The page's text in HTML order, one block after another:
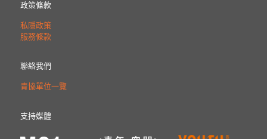
政策條款
私隱政策
服務條款
聯絡我們
青協單位一覽
支持媒體